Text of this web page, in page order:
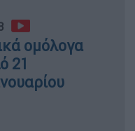
ομόλογα
21